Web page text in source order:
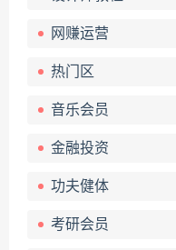
网赚运营
热门区
音乐会员
金融投资
功夫健体
考研会员